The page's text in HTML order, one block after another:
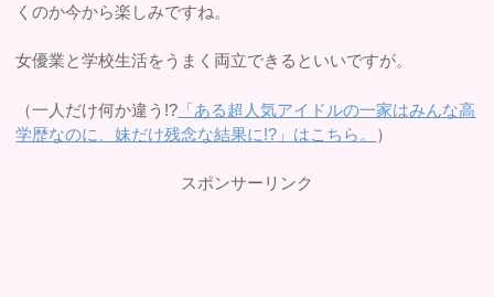
くのか今から楽しみですね。
女優業と学校生活をうまく両立できるといいですが。
（一人だけ何か違う!? 「ある超人気アイドルの一家はみんな高
学歴なのに、妹だけ残念な結果に!?」はこちら。 ）
スポンサーリンク